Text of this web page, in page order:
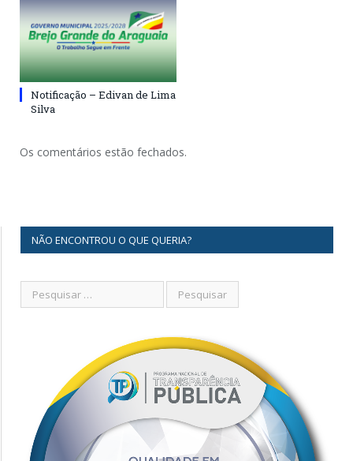
Notificação – Edivan de Lima
Silva
Os comentários estão fechados.
NÃO ENCONTROU O QUE QUERIA?